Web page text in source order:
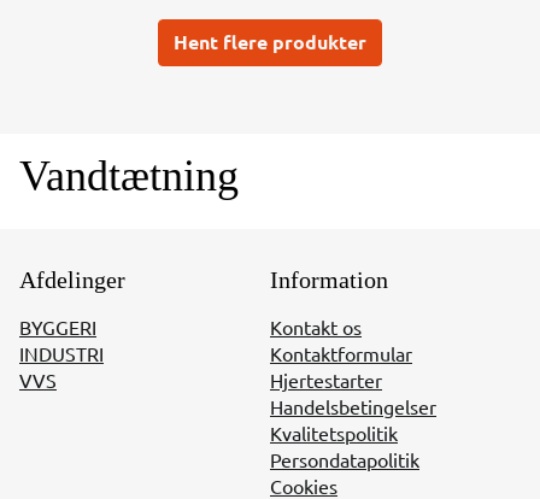
Hent flere produkter
Vandtætning
Afdelinger
BYGGERI
INDUSTRI
VVS
Information
Kontakt os
Kontaktformular
Hjertestarter
Handelsbetingelser
Kvalitetspolitik
Persondatapolitik
Cookies